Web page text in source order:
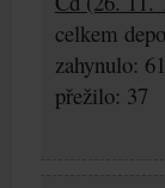
celkem
zahynulo:
přežilo: 37